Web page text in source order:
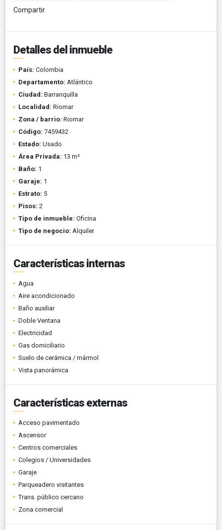
Compartir
Detalles del inmueble
País: Colombia
Departamento: Atlántico
Ciudad: Barranquilla
Localidad: Riomar
Zona / barrio: Riomar
Código: 7459432
Estado: Usado
Área Privada: 13 m²
Baño: 1
Garaje: 1
Estrato: 5
Pisos: 2
Tipo de inmueble: Oficina
Tipo de negocio: Alquiler
Características internas
Agua
Aire acondicionado
Baño auxiliar
Doble Ventana
Electricidad
Gas domiciliario
Suelo de cerámica / mármol
Vista panorámica
Características externas
Acceso pavimentado
Ascensor
Centros comerciales
Colegios / Universidades
Garaje
Parqueadero visitantes
Trans. público cercano
Zona comercial